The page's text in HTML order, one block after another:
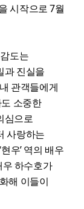
시작으로 7월
도는
과 진실을
관객들에게
소중한
심으로
사랑하는
우’ 역의 배우
우 하수호가
해 이들이